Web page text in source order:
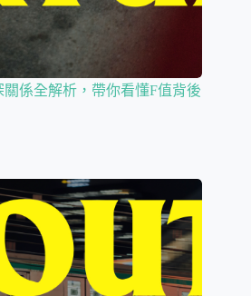
係全解析，帶你看懂F值背後